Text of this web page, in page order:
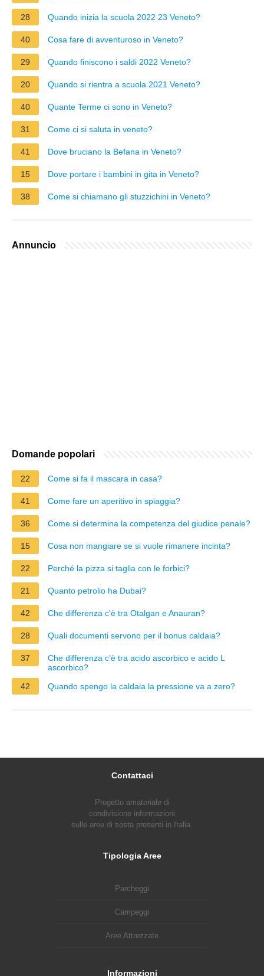
28 Quando inizia la scuola 2022 23 Veneto?
40 Cosa fare di avventuroso in Veneto?
29 Quando finiscono i saldi 2022 Veneto?
20 Quando si rientra a scuola 2021 Veneto?
40 Quante Terme ci sono in Veneto?
31 Come ci si saluta in veneto?
41 Dove bruciano la Befana in Veneto?
15 Dove portare i bambini in gita in Veneto?
38 Come si chiamano gli stuzzichini in Veneto?
Annuncio
Domande popolari
22 Come si fa il mascara in casa?
41 Come fare un aperitivo in spiaggia?
36 Come si determina la competenza del giudice penale?
15 Cosa non mangiare se si vuole rimanere incinta?
22 Perché la pizza si taglia con le forbici?
21 Quanto petrolio ha Dubai?
42 Che differenza c'è tra Otalgan e Anauran?
28 Quali documenti servono per il bonus caldaia?
37
Che differenza c'è tra acido ascorbico e acido L
ascorbico?
42
Quando spengo la caldaia la pressione va a zero?
Contattaci
Progetto amatoriale di
condivisione informazioni
sulle aree di sosta presenti in Italia.
Tipologia Aree
Parcheggi
Campeggi
Aree Attrezzate
Informazioni